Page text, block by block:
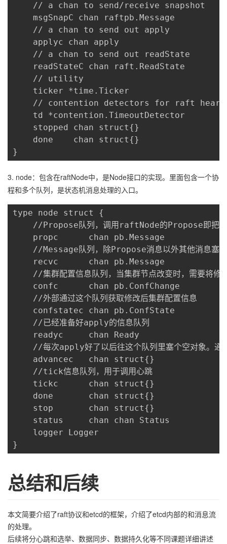
// a chan to send/receive snapshot
msgSnapC chan raftpb.Message
// a chan to send out apply
applyc chan apply
// a chan to send out readState
readStateC chan raft.ReadState
// utility
ticker *time.Ticker
// contention detectors for raft
td *contention.TimeoutDetector
stopped chan struct{}
done    chan struct{}
}
3. node：包含在raftNode中，是Node接口的实现。里面包含一个协
程和多个队列，是状态机消息处理的入口。
type node struct {
//Propose队列，调用raftNode的Propose即把
propc      chan pb.Message
//Message队列，除Propose消息以外其他消息塞到
recvc      chan pb.Message
//集群配置信息队列，当集群节点改变时，需要将修
confc      chan pb.ConfChange
//外部通过这个队列获取修改后集群配置信息
confstatec chan pb.ConfState
//已经准备好apply的信息队列
readyc     chan Ready
//每次apply好了以后往这个队列里塞个空对象。通知
advancec   chan struct{}
//tick信息队列，用于调用心跳
tickc      chan struct{}
done       chan struct{}
stop       chan struct{}
status     chan chan Status
logger Logger
}
总结和后续
本文简要介绍了raft协议和etcd的框架，介绍了etcd内部的和消息流
的处理。
后续将分心跳和选举、数据同步、数据持久化等不同课题详细讲述